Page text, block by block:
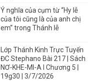
Ý nghĩa của cụm từ “Hy lễ
của tôi cũng là của anh chị
em” trong Thánh lễ
Lớp Thánh Kinh Trực Tuyến
ĐC Stephano Bài 217 | Sách
NƠ-KHE-MI-A I Chương 5 |
19g30 | 3/7/2026